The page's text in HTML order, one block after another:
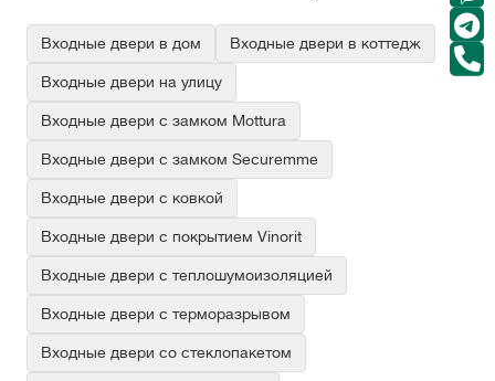
Входные двери в дом Входные двери в коттедж
Входные двери на улицу
Входные двери с замком Mottura
Входные двери с замком Securemme
Входные двери с ковкой
Входные двери с покрытием Vinorit
Входные двери с теплошумоизоляцией
Входные двери с терморазрывом
Входные двери со стеклопакетом